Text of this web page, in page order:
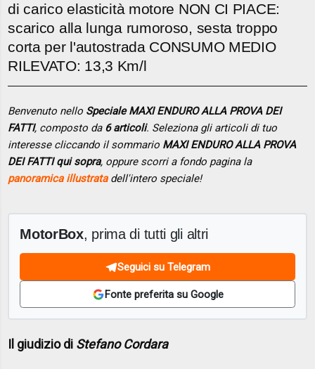
di carico elasticità motore NON CI PIACE:
scarico alla lunga rumoroso, sesta troppo
corta per l'autostrada CONSUMO MEDIO
RILEVATO: 13,3 Km/l
Benvenuto nello Speciale MAXI ENDURO ALLA PROVA DEI
FATTI, composto da 6 articoli. Seleziona gli articoli di tuo
interesse cliccando il sommario MAXI ENDURO ALLA PROVA
DEI FATTI qui sopra, oppure scorri a fondo pagina la
panoramica illustratadell'intero speciale!
MotorBox, prima di tutti gli altri
Seguici su Telegram
Fonte preferita su Google
Il giudizio di Stefano Cordara